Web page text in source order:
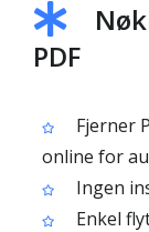
PDF
Fjerner
online for
Ingen
Enkel